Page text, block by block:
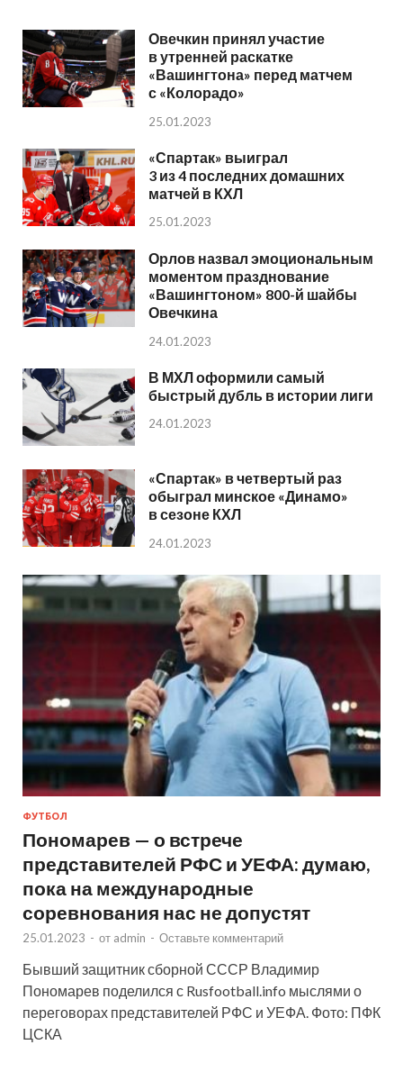
Овечкин принял участие
в утренней раскатке
«Вашингтона» перед матчем
с «Колорадо»
25.01.2023
«Спартак» выиграл
3 из 4 последних домашних
матчей в КХЛ
25.01.2023
Орлов назвал эмоциональным
моментом празднование
«Вашингтоном» 800-й шайбы
Овечкина
24.01.2023
В МХЛ оформили самый
быстрый дубль в истории лиги
24.01.2023
«Спартак» в четвертый раз
обыграл минское «Динамо»
в сезоне КХЛ
24.01.2023
ФУТБОЛ
Пономарев — о встрече
представителей РФС и УЕФА: думаю,
пока на международные
соревнования нас не допустят
25.01.2023 - от admin - Оставьте комментарий
Бывший защитник сборной СССР Владимир
Пономарев поделился с Rusfootball.info мыслями о
переговорах представителей РФС и УЕФА. Фото: ПФК
ЦСКА